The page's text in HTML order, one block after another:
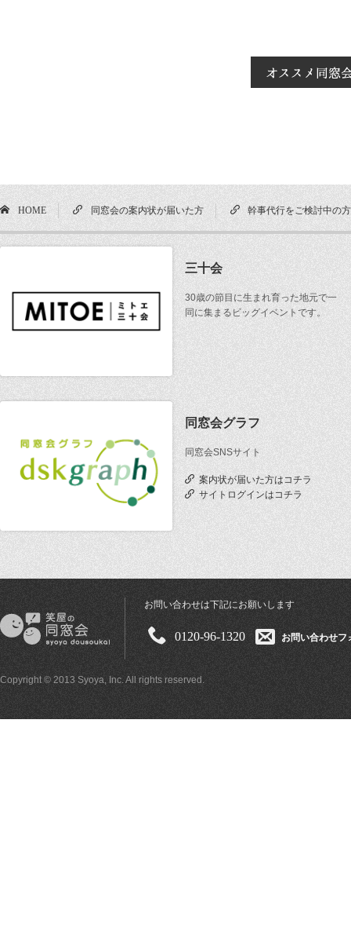
HOME 同窓会の案内状が届いた方 幹事代行をご検討中の方
三十会
30歳の節目に生まれ育った地元で一
同に集まるビッグイベントです。
同窓会グラフ
同窓会SNSサイト
案内状が届いた方はコチラ
サイトログインはコチラ
お問い合わせは下記にお願いします
0120-96-1320 お問い合わせフ
Copyright © 2013 Syoya, Inc. All rights reserved.